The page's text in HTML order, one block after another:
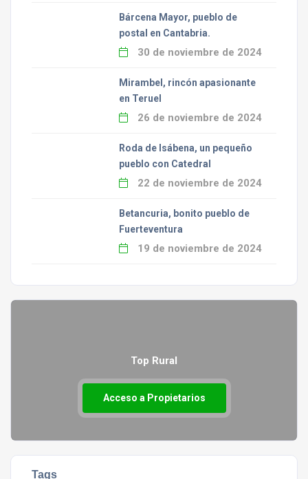
Bárcena Mayor, pueblo de
postal en Cantabria.
30 de noviembre de 2024
Mirambel, rincón apasionante
en Teruel
26 de noviembre de 2024
Roda de Isábena, un pequeño
pueblo con Catedral
22 de noviembre de 2024
Betancuria, bonito pueblo de
Fuerteventura
19 de noviembre de 2024
Top Rural
Acceso a Propietarios
Tags